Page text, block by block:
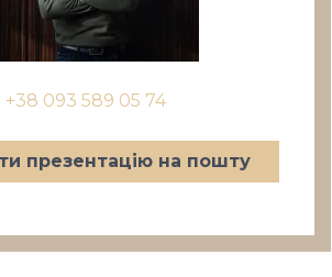
+38 093 589 05 74
презентацію на пошту